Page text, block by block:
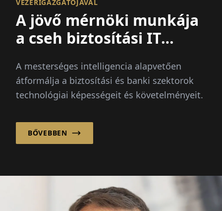
VEZÉRIGAZGATÓJÁVAL
A jövő mérnöki munkája
a cseh biztosítási IT
A mesterséges intelligencia alapvetően
átformálja a biztosítási és banki szektorok
technológiai képességeit és követelményeit.
BŐVEBBEN